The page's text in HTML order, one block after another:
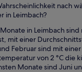
nach
in Leimbach?
in Leimbach
mit einer
Februar sind mit einer
von 2 °C die
Monate sind Juni